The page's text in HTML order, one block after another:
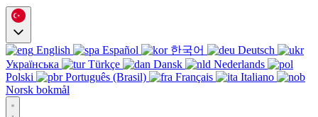
English Español 한국어
Deutsch
Українська
Türkçe Dansk
Nederlands
Polski
Português (Brasil) Français
Italiano
Norsk bokmål